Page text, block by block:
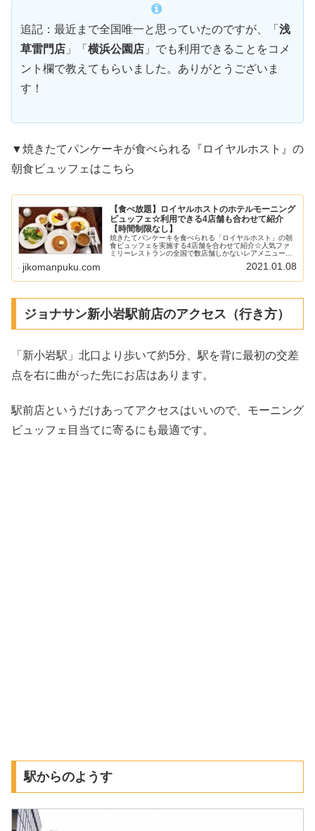
追記：最近まで全国唯一と思っていたのですが、「 浅
草雷門店 」「 横浜公園店 」でも利用できることをコメ
ント欄で教えてもらいました。ありがとうございま
す！
▼焼きたてパンケーキが食べられる『ロイヤルホスト』の
朝食ビュッフェはこちら
【食べ放題】ロイヤルホストのホテルモーニング
ビュッフェ☆利用できる4店舗も合わせて紹介
【時間制限なし】
焼きたてパンケーキを食べられる「ロイヤルホスト」の朝
食ビュッフェを実施する4店舗を合わせて紹介☆人気ファ
ミリーレストランの全国で数店舗しかないレアメニューの
jikomanpuku.com 2021.01.08
ジョナサン新小岩駅前店のアクセス（行き方）
「新小岩駅」北口より歩いて約5分、駅を背に最初の交差
点を右に曲がった先にお店はあります。
駅前店というだけあってアクセスはいいので、モーニング
ビュッフェ目当てに寄るにも最適です。
駅からのようす